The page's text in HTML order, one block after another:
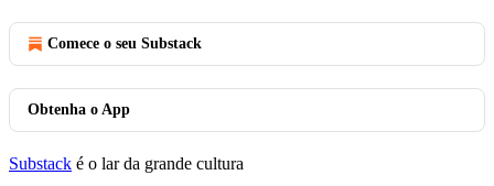
Comece o seu Substack
Obtenha o App
Substack é o lar da grande cultura